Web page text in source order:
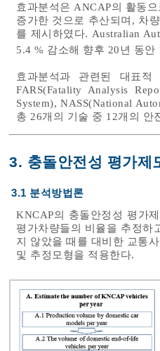
효과분석은 ANCAP의 활동
증가한 것으로 추산되며, 차
를 제시하였다. Australian
5.4 % 감소해 향후 20년 동
효과분석과 관련된 대표적
FARS(Fatality Analysis
System), NASS(National
총 26개의 기술 중 12개의 안
3. 충돌안전성 평가제
3.1 분석방법론
KNCAP의 충돌안정성 평가
평가차량들의 비율을 추정하
지 않았을 때를 대비한 교통
및 추정모형을 적용한다.